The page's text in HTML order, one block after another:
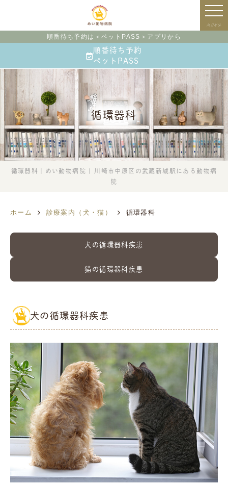
MENU
順番待ち予約は＜ペットPASS＞アプリから
順番待ち予約
ペットPASS
循環器科
循環器科｜めい動物病院 | 川崎市中原区の武蔵新城駅にある動物病
院
ホーム 診療案内（犬・猫） 循環器科
犬の循環器科疾患
猫の循環器科疾患
犬の循環器科疾患